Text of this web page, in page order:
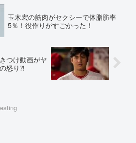
玉木宏の筋肉がセクシーで体脂肪率
5％！役作りがすごかった！
つけ動画がヤ
怒り⁈